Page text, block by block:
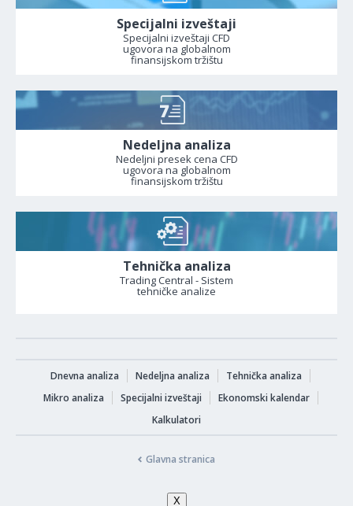
Specijalni izveštaji
Specijalni izveštaji CFD
ugovora na globalnom
finansijskom tržištu
Nedeljna analiza
Nedeljni presek cena CFD
ugovora na globalnom
finansijskom tržištu
Tehnička analiza
Trading Central - Sistem
tehničke analize
Dnevna analiza Nedeljna analiza
Tehnička analiza
Mikro analiza
Specijalni izveštaji
Ekonomski kalendar
Kalkulatori
Glavna stranica